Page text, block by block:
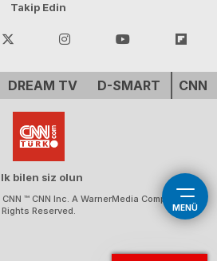
MENÜ
Takip Edin
DREAM TV D-SMART CNN
bilen siz olun
™ CNN Inc. A WarnerMedia Company. All
Rights Reserved.